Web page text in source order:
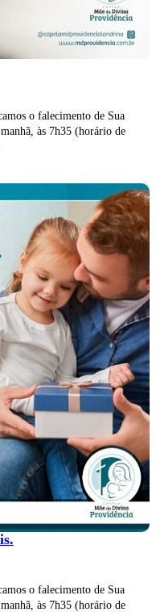
o falecimento de Sua
às 7h35 (horário de
o falecimento de Sua
às 7h35 (horário de